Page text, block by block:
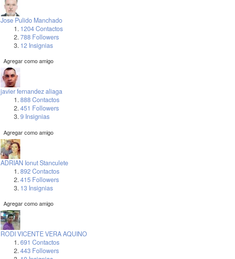
Jose Pulido Manchado
1204 Contactos
788 Followers
12 Insignias
Agregar como amigo
javier fernandez aliaga
888 Contactos
451 Followers
9 Insignias
Agregar como amigo
ADRIAN Ionut Stanculete
892 Contactos
415 Followers
13 Insignias
Agregar como amigo
RODI VICENTE VERA AQUINO
691 Contactos
443 Followers